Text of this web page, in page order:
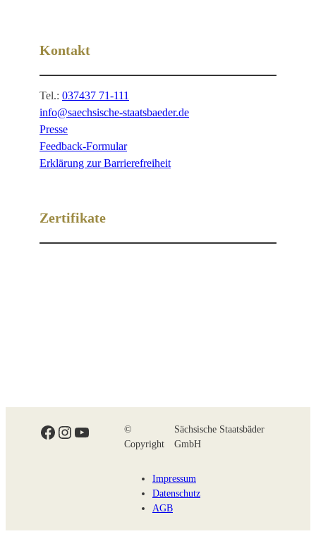
Kontakt
Tel.: 037437 71-111
info@saechsische-staatsbaeder.de
Presse
Feedback-Formular
Erklärung zur Barrierefreiheit
Zertifikate
Facebook
Instagram
YouTube
©
Copyright
Sächsische Staatsbäder
GmbH
Impressum
Datenschutz
AGB